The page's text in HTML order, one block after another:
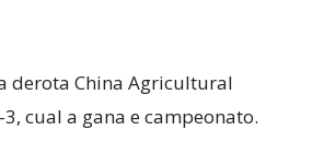
derota China Agricultural
cual a gana e campeonato.